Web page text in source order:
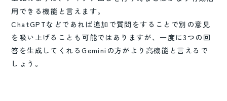
用できる機能と言えます。
ChatGPTなどであれば追加で質問をすることで別の意見
を吸い上げることも可能ではありますが、一度に3つの回
答を生成してくれるGeminiの方がより高機能と言えるで
しょう。